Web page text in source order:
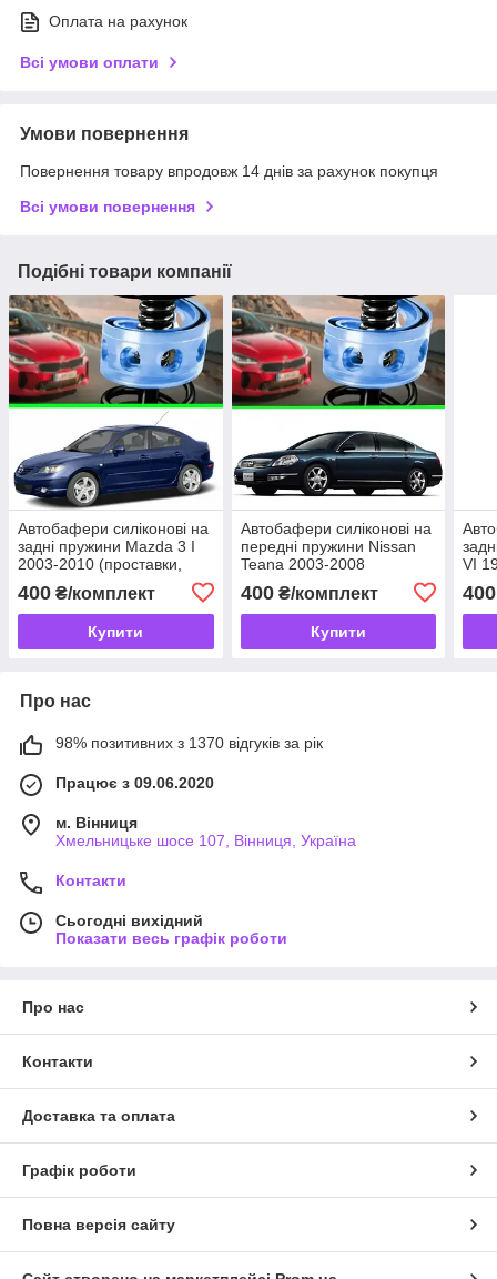
Оплата на рахунок
Всі умови оплати
Умови повернення
Повернення товару впродовж 14 днів за рахунок покупця
Всі умови повернення
Подібні товари компанії
Автобафери силіконові на
задні пружини Mazda 3 I
2003-2010 (проставки,
400 ₴/комплект
Купити
Автобафери силіконові на
передні пружини Nissan
Teana 2003-2008
пружини)
400₴/комплект
Купити
VI
400
Про нас
98% позитивних з 1370 відгуків за рік
Працює з 09.06.2020
м. Вінниця
Хмельницьке шосе 107, Вінниця, Україна
Контакти
Сьогодні вихідний
Показати весь графік роботи
Про нас
Контакти
Доставка та оплата
Графік роботи
Повна версія сайту